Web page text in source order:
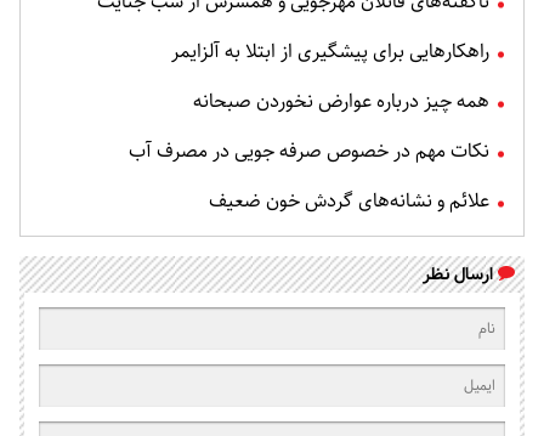
راهکارهایی برای پیشگیری از ابتلا به آلزایمر
همه چیز درباره عوارض نخوردن صبحانه
نکات مهم در خصوص صرفه جویی در مصرف آب
علائم و نشانه‌های گردش خون ضعیف
ارسال نظر